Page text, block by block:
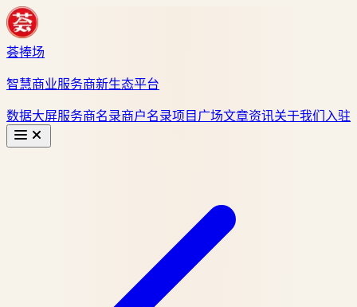
荟捧场
智慧商业服务商新生态平台
数据大屏服务商名录商户名录项目广场文章资讯关于我们 入驻